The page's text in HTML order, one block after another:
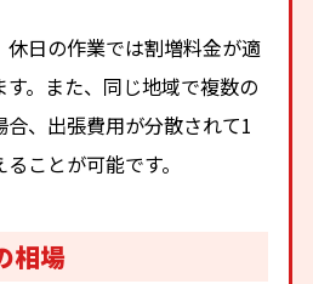
日の作業では割増料金が適
。また、同じ地域で複数の
、出張費用が分散されて1
ことが可能です。
相場